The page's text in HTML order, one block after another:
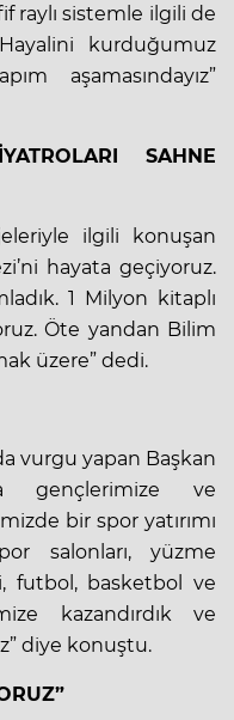
raylı sistemle ilgili de
kurduğumuz
aşamasındayız”
SAHNE
ilgili konuşan
hayata geçiyoruz.
1 Milyon kitaplı
Öte yandan Bilim
üzere” dedi.
vurgu yapan Başkan
gençlerimize ve
bir spor yatırımı
salonları, yüzme
futbol, basketbol ve
kazandırdık ve
diye konuştu.